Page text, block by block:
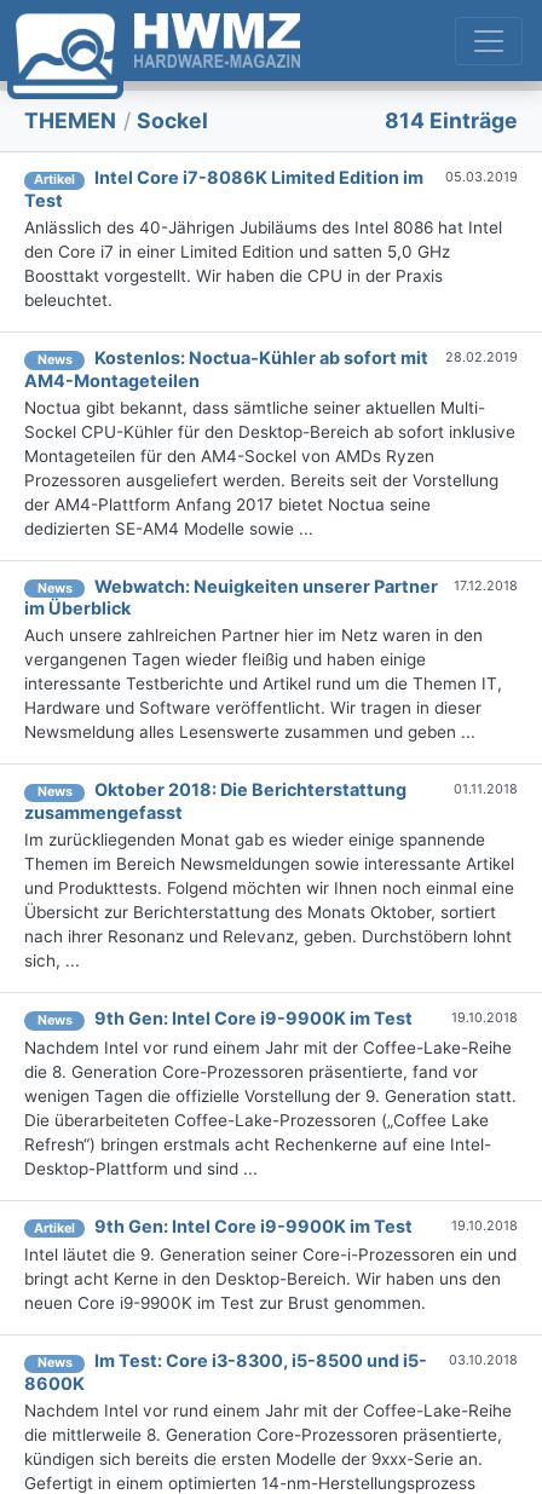
THEMEN / Sockel 814 Einträge
Artikel
Intel Core i7-8086K Limited Edition im
Test
05.03.2019
Anlässlich des 40-Jährigen Jubiläums des Intel 8086 hat Intel
den Core i7 in einer Limited Edition und satten 5,0 GHz
Boosttakt vorgestellt. Wir haben die CPU in der Praxis
beleuchtet.
News
Kostenlos: Noctua-Kühler ab sofort mit
AM4-Montageteilen
28.02.2019
Noctua gibt bekannt, dass sämtliche seiner aktuellen Multi-
Sockel CPU-Kühler für den Desktop-Bereich ab sofort inklusive
Montageteilen für den AM4-Sockel von AMDs Ryzen
Prozessoren ausgeliefert werden. Bereits seit der Vorstellung
der AM4-Plattform Anfang 2017 bietet Noctua seine
dedizierten SE-AM4 Modelle sowie ...
News
Webwatch: Neuigkeiten unserer Partner
im Überblick
17.12.2018
Auch unsere zahlreichen Partner hier im Netz waren in den
vergangenen Tagen wieder fleißig und haben einige
interessante Testberichte und Artikel rund um die Themen IT,
Hardware und Software veröffentlicht. Wir tragen in dieser
Newsmeldung alles Lesenswerte zusammen und geben ...
News
Oktober 2018: Die Berichterstattung
zusammengefasst
01.11.2018
Im zurückliegenden Monat gab es wieder einige spannende
Themen im Bereich Newsmeldungen sowie interessante Artikel
und Produkttests. Folgend möchten wir Ihnen noch einmal eine
Übersicht zur Berichterstattung des Monats Oktober, sortiert
nach ihrer Resonanz und Relevanz, geben. Durchstöbern lohnt
sich, ...
News 9th Gen: Intel Core i9-9900K im Test 19.10.2018
Nachdem Intel vor rund einem Jahr mit der Coffee-Lake-Reihe
die 8. Generation Core-Prozessoren präsentierte, fand vor
wenigen Tagen die offizielle Vorstellung der 9. Generation statt.
Die überarbeiteten Coffee-Lake-Prozessoren („Coffee Lake
Refresh“) bringen erstmals acht Rechenkerne auf eine Intel-
Desktop-Plattform und sind ...
Artikel 9th Gen: Intel Core i9-9900K im Test 19.10.2018
Intel läutet die 9. Generation seiner Core-i-Prozessoren ein und
bringt acht Kerne in den Desktop-Bereich. Wir haben uns den
neuen Core i9-9900K im Test zur Brust genommen.
News
Im Test: Core i3-8300, i5-8500 und i5-
8600K
03.10.2018
Nachdem Intel vor rund einem Jahr mit der Coffee-Lake-Reihe
die mittlerweile 8. Generation Core-Prozessoren präsentierte,
kündigen sich bereits die ersten Modelle der 9xxx-Serie an.
Gefertigt in einem optimierten 14-nm-Herstellungsprozess